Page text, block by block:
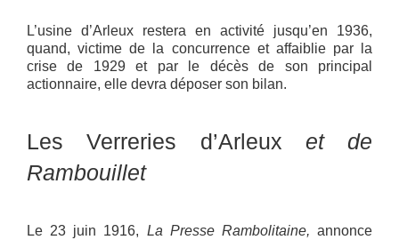
L’usine d’Arleux restera en activité jusqu’en 1936,
quand, victime de la concurrence et affaiblie par la
crise de 1929 et par le décès de son principal
actionnaire, elle devra déposer son bilan.
Les Verreries d’Arleux et de
Rambouillet
Le 23 juin 1916, La Presse Rambolitaine,annonce